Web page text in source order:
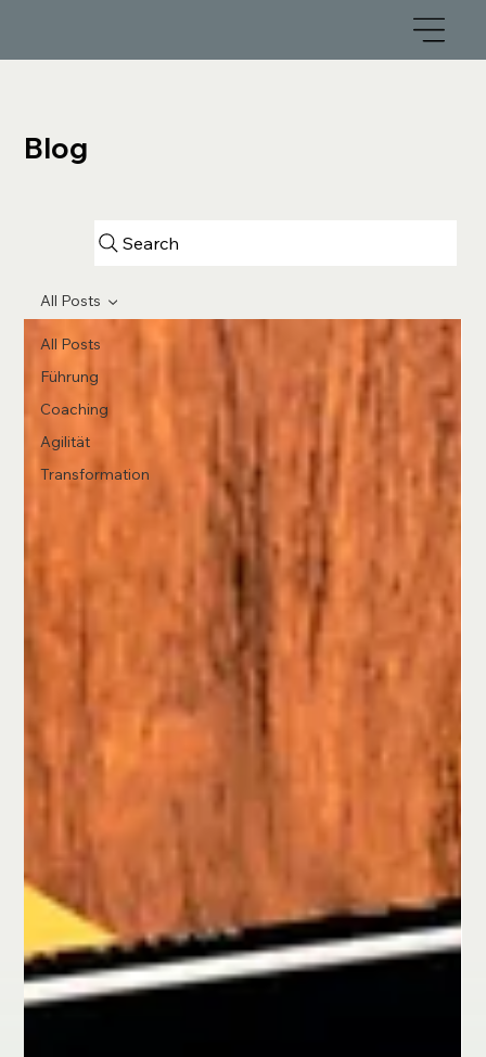
Blog
All Posts
Führung
Coaching
Agilität
Transformation
All Posts
Search